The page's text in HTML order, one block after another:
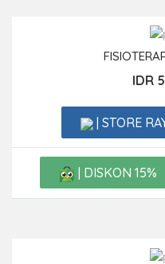
IDR
| STORE
| DISKON 15%